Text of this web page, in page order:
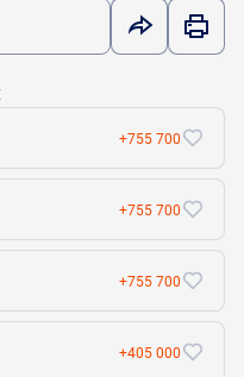
+755 700
+755 700
+755 700
+405 000